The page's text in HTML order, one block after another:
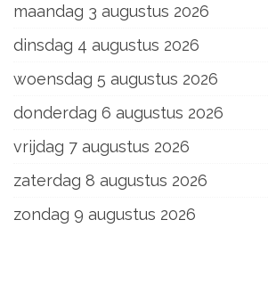
maandag 3 augustus 2026
dinsdag 4 augustus 2026
woensdag 5 augustus 2026
donderdag 6 augustus 2026
vrijdag 7 augustus 2026
zaterdag 8 augustus 2026
zondag 9 augustus 2026